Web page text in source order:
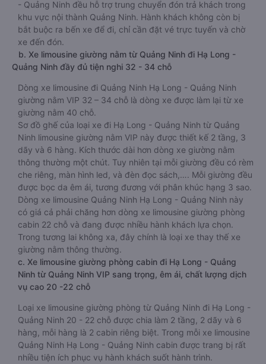
- Quảng Ninh đều hỗ trợ trung chuyển đón trả khách trong
khu vực nội thành Quảng Ninh. Hành khách không còn bị
bắt buộc ra bến xe để đi, chỉ cần đặt vé trực tuyến và chờ
xe đến đón.
b. Xe limousine giường nằm từ Quảng Ninh đi Hạ Long -
Quảng Ninh đầy đủ tiện nghi 32 - 34 chỗ
Dòng xe limousine đi Quảng Ninh Hạ Long - Quảng Ninh
giường nằm VIP 32 – 34 chỗ là dòng xe được làm lại từ xe
giường nằm 40 chỗ.
Sơ đồ ghế của loại xe đi Hạ Long - Quảng Ninh từ Quảng
Ninh limousine giường nằm VIP này được thiết kế 2 tầng, 3
dãy và 6 hàng. Kích thước dài hơn dòng xe giường nằm
thông thường một chút. Tuy nhiên tại mỗi giường đều có rèm
che riêng, màn hình led, và đèn đọc sách,…. Mỗi giường đều
được bọc da êm ái, tương đương với phân khúc hạng 3 sao.
Dòng xe limousine Quảng Ninh Hạ Long - Quảng Ninh này
có giá cả phải chăng hơn dòng xe limousine giường phòng
cabin 22 chỗ và đang được nhiều hành khách lựa chọn.
Trong tương lai không xa, đây chính là loại xe thay thế xe
giường nằm thông thường.
c. Xe limousine giường phòng cabin đi Hạ Long - Quảng
Ninh từ Quảng Ninh VIP sang trọng, êm ái, chất lượng dịch
vụ cao 20 -22 chỗ
Loại xe limousine giường phòng từ Quảng Ninh đi Hạ Long -
Quảng Ninh 20 - 22 chỗ được chia làm 2 tầng, 2 dãy và 6
hàng, mỗi hàng là 2 cabin riêng biệt. Trong mỗi xe limousine
Quảng Ninh Hạ Long - Quảng Ninh cabin được trang bị rất
nhiều tiện ích phục vụ hành khách suốt hành trình.